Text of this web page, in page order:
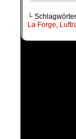
└
La Forge